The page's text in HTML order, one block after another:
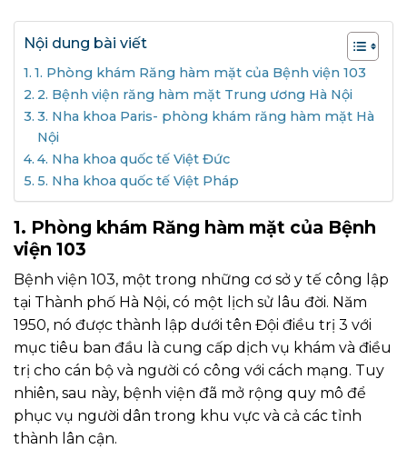
Nội dung bài viết
1. Phòng khám Răng hàm mặt của Bệnh viện 103
2. Bệnh viện răng hàm mặt Trung ương Hà Nội
3. Nha khoa Paris- phòng khám răng hàm mặt Hà
Nội
4. Nha khoa quốc tế Việt Đức
5. Nha khoa quốc tế Việt Pháp
1. Phòng khám Răng hàm mặt của Bệnh
viện 103
Bệnh viện 103, một trong những cơ sở y tế công lập
tại Thành phố Hà Nội, có một lịch sử lâu đời. Năm
1950, nó được thành lập dưới tên Đội điều trị 3 với
mục tiêu ban đầu là cung cấp dịch vụ khám và điều
trị cho cán bộ và người có công với cách mạng. Tuy
nhiên, sau này, bệnh viện đã mở rộng quy mô để
phục vụ người dân trong khu vực và cả các tỉnh
thành lân cận.